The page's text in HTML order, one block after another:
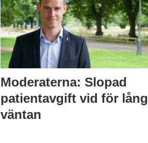
Moderaterna: Slopad
patientavgift vid för lång
väntan